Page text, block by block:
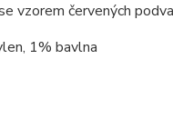
vzorem červených
1% bavlna